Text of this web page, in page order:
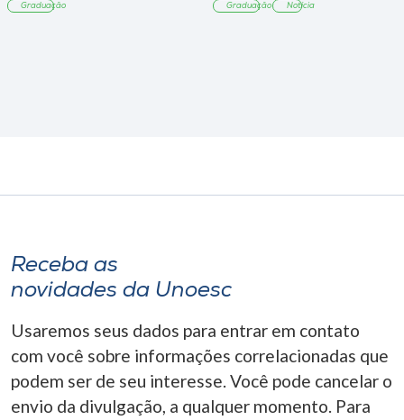
Graduação Graduação Notícia
Receba as
novidades da Unoesc
Usaremos seus dados para entrar em contato
com você sobre informações correlacionadas que
podem ser de seu interesse. Você pode cancelar o
envio da divulgação, a qualquer momento. Para